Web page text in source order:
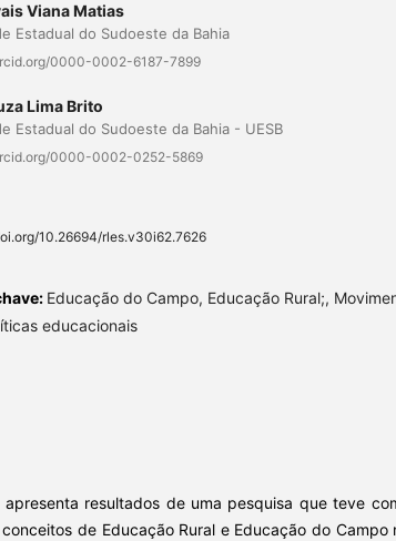
Viana Matias
Estadual do Sudoeste da Bahia
0000-0002-6187-7899
Lima Brito
Estadual do Sudoeste da Bahia - UESB
0000-0002-0252-5869
10.26694/rles.v30i62.7626
Educação do Campo, Educação Rural;,
educacionais
apresenta resultados de uma pesquisa que teve
de Educação Rural e Educação do Campo